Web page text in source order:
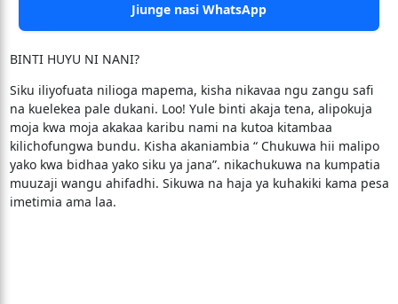
Jiunge nasi WhatsApp
BINTI HUYU NI NANI?
Siku iliyofuata nilioga mapema, kisha nikavaa ngu zangu safi
na kuelekea pale dukani. Loo! Yule binti akaja tena, alipokuja
moja kwa moja akakaa karibu nami na kutoa kitambaa
kilichofungwa bundu. Kisha akaniambia “ Chukuwa hii malipo
yako kwa bidhaa yako siku ya jana”. nikachukuwa na kumpatia
muuzaji wangu ahifadhi. Sikuwa na haja ya kuhakiki kama pesa
imetimia ama laa.